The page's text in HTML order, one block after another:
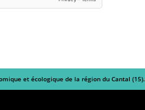
et écologique de la région du Cantal (15).